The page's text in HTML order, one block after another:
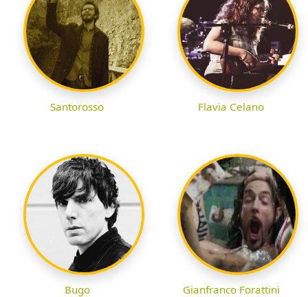
Santorosso Flavia Celano
Bugo Gianfranco Forattini